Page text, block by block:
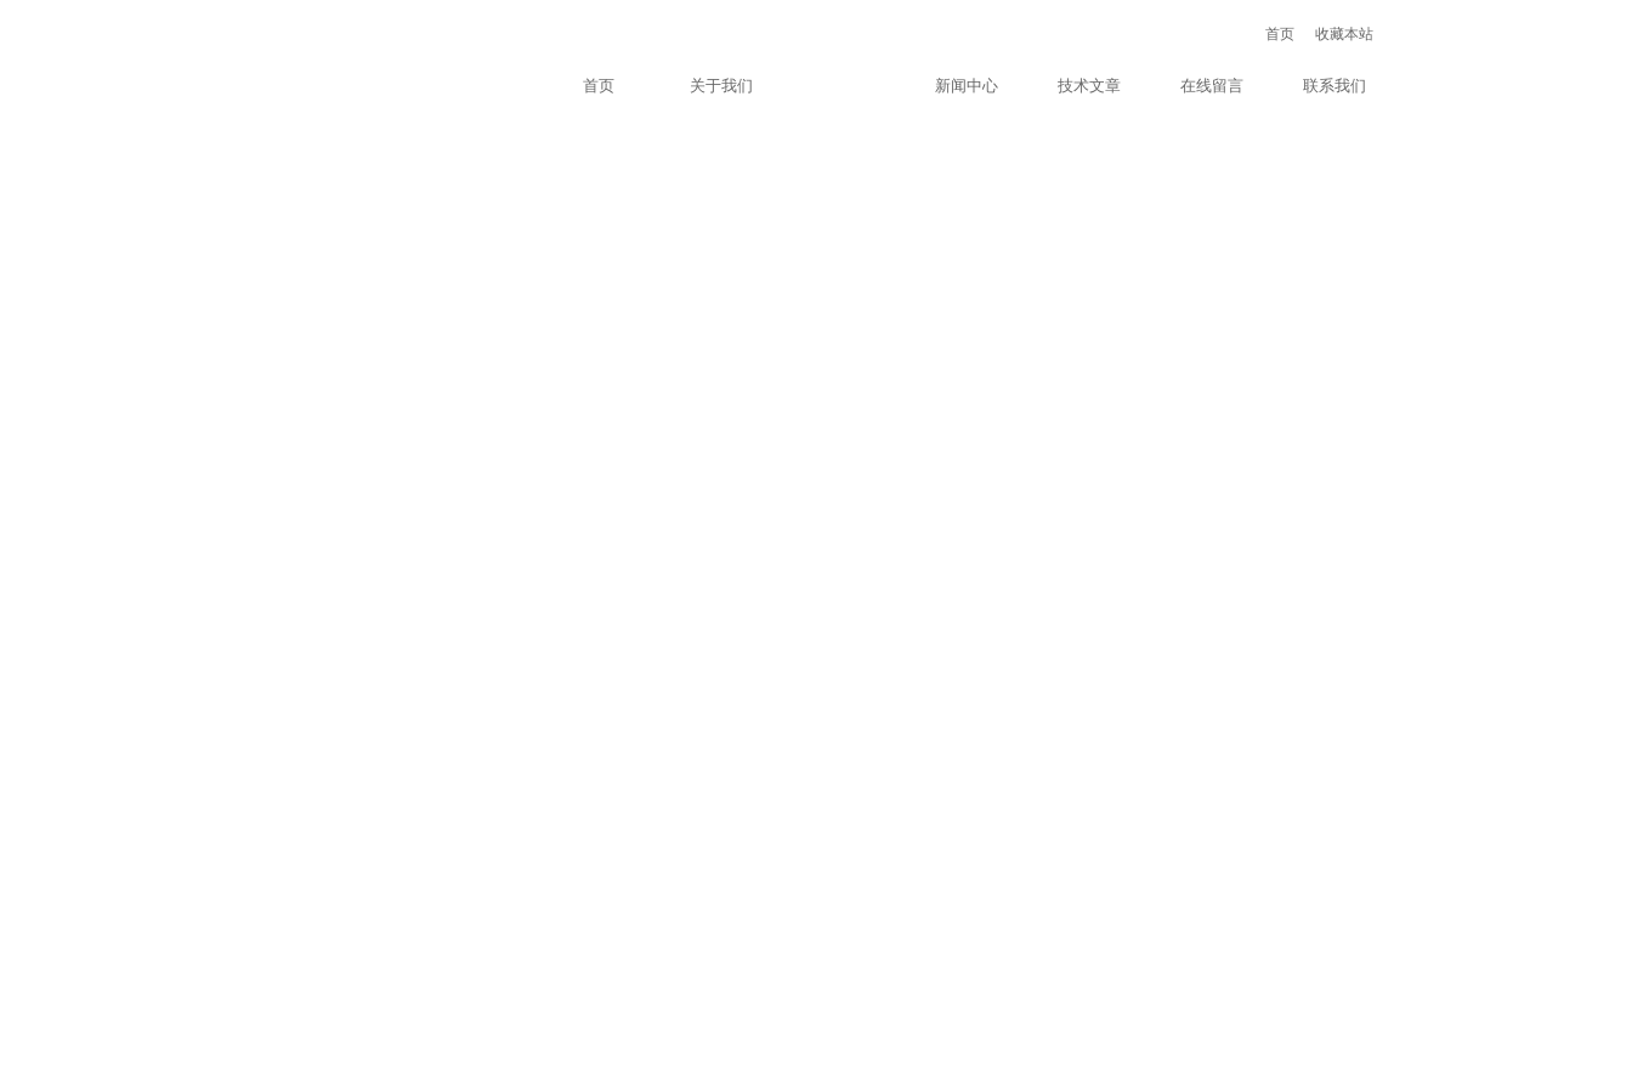
首页 收藏本站
首页 关于我们 新闻中心 技术文章 在线留言 联系我们